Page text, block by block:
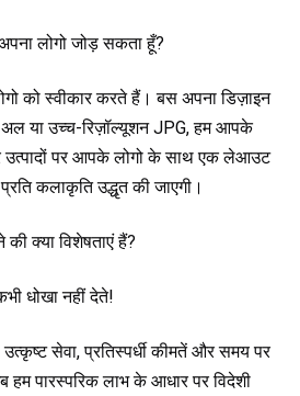
लोगो जोड़ सकता हूँ?
को स्वीकार करते हैं। बस अपना डिज़ाइन
या उच्च-रिज़ॉल्यूशन JPG, हम आपके
उत्पादों पर आपके लोगो के साथ एक लेआउट
कलाकृति उद्धृत की जाएगी।
क्या विशेषताएं हैं?
धोखा नहीं देते!
उत्कृष्ट सेवा, प्रतिस्पर्धी कीमतें और समय पर
हम पारस्परिक लाभ के आधार पर विदेशी